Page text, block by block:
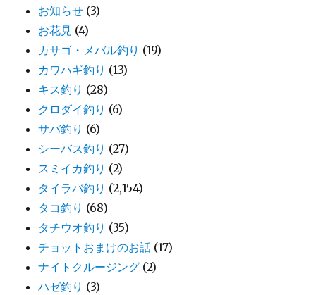
お知らせ (3)
お花見 (4)
カサゴ・メバル釣り (19)
カワハギ釣り (13)
キス釣り (28)
クロダイ釣り (6)
サバ釣り (6)
シーバス釣り (27)
スミイカ釣り (2)
タイラバ釣り (2,154)
タコ釣り (68)
タチウオ釣り (35)
チョットおまけのお話 (17)
ナイトクルージング (2)
ハゼ釣り (3)